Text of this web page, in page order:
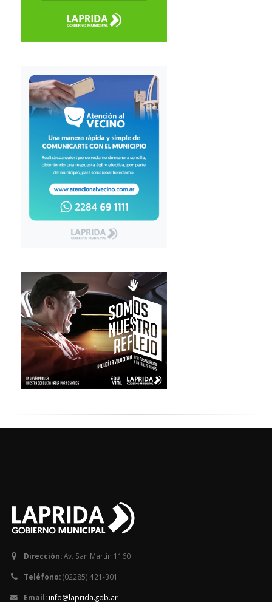
Dirección:Av. San Martín 1160
Teléfono:(02285) 421-301
Email: info@laprida.gob.ar